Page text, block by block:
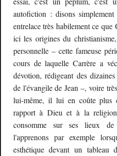
autofiction : disons
entrelace très habilement ce
ici les origines du
personnelle – cette fameuse
cours de laquelle Carrère a
dévotion, rédigeant des
de l'évangile de Jean –, voire
lui-même, il lui en coûte plus
rapport à Dieu et à la
consomme sur ses lieux
l'apprenons par exemple
esthétique devant un